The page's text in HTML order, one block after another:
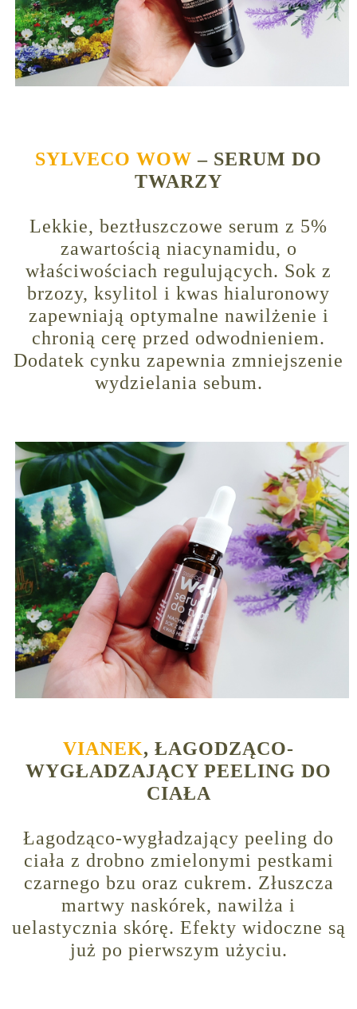
SYLVECO WOW – SERUM DO
TWARZY
Lekkie, beztłuszczowe serum z 5%
zawartością niacynamidu, o
właściwościach regulujących. Sok z
brzozy, ksylitol i kwas hialuronowy
zapewniają optymalne nawilżenie i
chronią cerę przed odwodnieniem.
Dodatek cynku zapewnia zmniejszenie
wydzielania sebum.
VIANEK, ŁAGODZĄCO-
WYGŁADZAJĄCY PEELING DO
CIAŁA
Łagodząco-wygładzający peeling do
ciała z drobno zmielonymi pestkami
czarnego bzu oraz cukrem. Złuszcza
martwy naskórek, nawilża i
uelastycznia skórę. Efekty widoczne są
już po pierwszym użyciu.